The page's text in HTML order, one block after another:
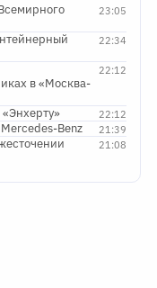
23:05
22:34
22:12
в «Москва-
22:12
21:39
Benz
21:08